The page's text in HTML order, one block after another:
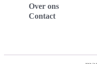
Over ons
Contact